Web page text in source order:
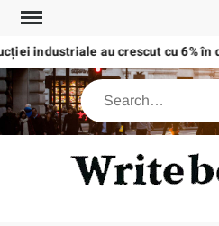
Skip
content
industriale au crescut cu 6% în
Search